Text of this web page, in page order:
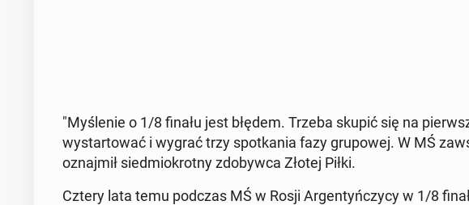
"My­śle­nie o 1/8 finału jest błędem. Trzeba skupić się na
wy­star­to­wać i wygrać trzy spo­tka­nia fazy gru­po­wej. W MŚ
oznaj­mił sied­mio­krot­ny zdo­byw­ca Złotej Piłki.
Cztery lata temu podczas MŚ w Rosji Ar­gen­tyń­czy­cy w 1/8